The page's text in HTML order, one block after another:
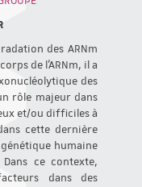
des ARNm
de l’ARNm, il a
des
rôle majeur dans
et/ou difficiles à
cette dernière
humaine
ce contexte,
dans des